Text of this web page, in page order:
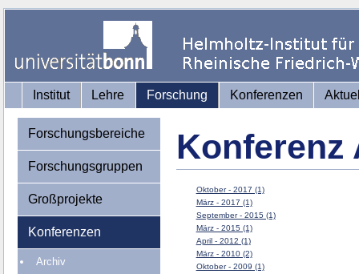
Institut Lehre Forschung Konferenzen
Forschungsbereiche
Forschungsgruppen
Großprojekte
Konferenzen
Archiv
Konferenz
Oktober - 2017 (1)
März - 2017 (1)
September - 2015 (1)
März - 2015 (1)
April - 2012 (1)
März - 2010 (2)
Oktober - 2009 (1)